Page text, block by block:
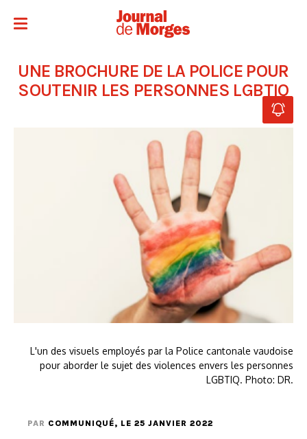
UNE BROCHURE DE LA POLICE POUR
SOUTENIR LES PERSONNES LGBTIQ
L'un des visuels employés par la Police cantonale vaudoise
pour aborder le sujet des violences envers les personnes
LGBTIQ. Photo: DR.
PAR COMMUNIQUÉ, LE 25 JANVIER 2022